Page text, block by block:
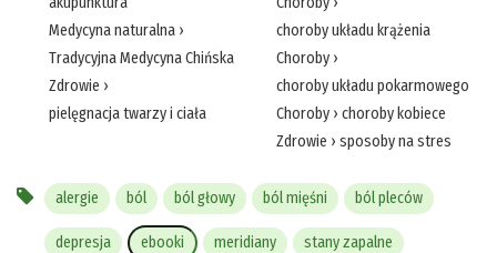
Medycyna naturalna ›
Tradycyjna Medycyna Chińska
Zdrowie ›
pielęgnacja twarzy i ciała
choroby układu krążenia
Choroby›
choroby układu pokarmowego
Choroby› choroby kobiece
Zdrowie › sposoby na stres
alergie ból ból głowy ból mięśni ból pleców
depresja ebooki meridiany stany zapalne